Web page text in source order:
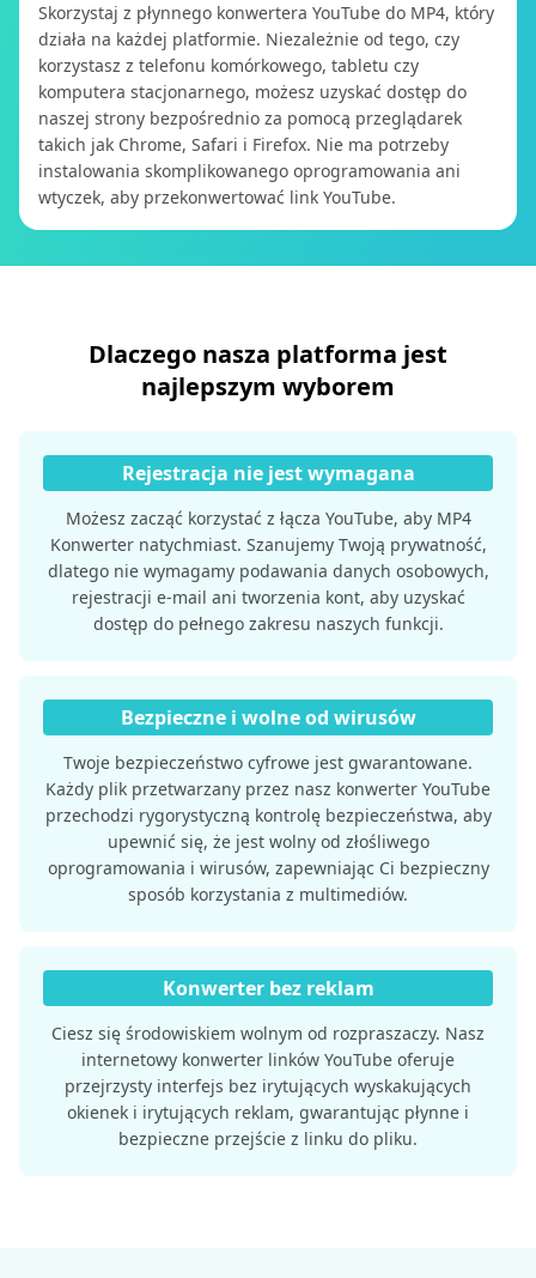
Skorzystaj z płynnego konwertera YouTube do MP4, który
działa na każdej platformie. Niezależnie od tego, czy
korzystasz z telefonu komórkowego, tabletu czy
komputera stacjonarnego, możesz uzyskać dostęp do
naszej strony bezpośrednio za pomocą przeglądarek
takich jak Chrome, Safari i Firefox. Nie ma potrzeby
instalowania skomplikowanego oprogramowania ani
wtyczek, aby przekonwertować link YouTube.
Dlaczego nasza platforma jest
najlepszym wyborem
Rejestracja nie jest wymagana
Możesz zacząć korzystać z łącza YouTube, aby MP4
Konwerter natychmiast. Szanujemy Twoją prywatność,
dlatego nie wymagamy podawania danych osobowych,
rejestracji e-mail ani tworzenia kont, aby uzyskać
dostęp do pełnego zakresu naszych funkcji.
Bezpieczne i wolne od wirusów
Twoje bezpieczeństwo cyfrowe jest gwarantowane.
Każdy plik przetwarzany przez nasz konwerter YouTube
przechodzi rygorystyczną kontrolę bezpieczeństwa, aby
upewnić się, że jest wolny od złośliwego
oprogramowania i wirusów, zapewniając Ci bezpieczny
sposób korzystania z multimediów.
Konwerter bez reklam
Ciesz się środowiskiem wolnym od rozpraszaczy. Nasz
internetowy konwerter linków YouTube oferuje
przejrzysty interfejs bez irytujących wyskakujących
okienek i irytujących reklam, gwarantując płynne i
bezpieczne przejście z linku do pliku.